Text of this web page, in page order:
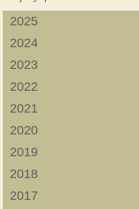
2025
2024
2023
2022
2021
2020
2019
2018
2017